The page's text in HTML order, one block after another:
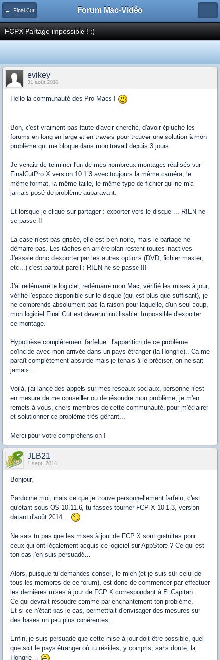
← Final Cut Forum Mac-Vidéo
FCPX Partage impossible ! :(
evikey
31 août 2016
Hello la communauté des Pro-Macs !
Bon, c'est vraiment pas faute d'avoir cherché, d'avoir épluché les
forums en long en large et en travers pour trouver une solution à mon
problème qui me bloque dans mon travail depuis 3 jours.
Je venais de terminer l'un de mes nombreux montages réalisés sur
FinalCutPro X version 10.1.3 avec toujours la même caméra, le
même format, la même taille, le même type de fichier qui ne m'a
jamais posé de problème auparavant.
Et lorsque je clique sur partager : exporter vers le disque ... RIEN ne
se passe !!
La case n'est pas grisée, elle est bien noire, mais le partage ne
démarre pas. Les tâches en arrière-plan restent toutes inactives.
J'essaie donc d'exporter par les autres options (DVD, fichier master,
etc...) c'est partout pareil : RIEN ne se passe !!!
J'ai redémarré le logiciel, redémarré mon Mac, vérifié les mises à jour,
vérifié l'espace disponible sur le disque (qui est plus que suffisant), je
ne comprends absolument pas la raison pour laquelle, d'un seul coup,
mon logiciel Final Cut est devenu inutilisable. Impossible d'exporter
ce montage.
Hypothèse complètement farfelue : l'apparition de ce problème
coïncide avec mon arrivée dans un pays étranger (la Hongrie).. Ca me
paraît complètement absurde mais je tenais à le préciser, on ne sait
jamais...
Voilà, j'ai lancé des appels sur mes réseaux sociaux, personne n'est
en mesure de me conseiller ou de résoudre mon problème, je m'en
remets à vous, chers membres de cette communauté, pour m'éclairer
et solutionner ce problème très gênant...
Merci pour votre compréhension !
JLB21
1 sept. 2016
Bonjour,
Pardonne moi, mais ce que je trouve personnellement farfelu, c'est
qu'étant sous OS 10.11.6, tu fasses tourner FCP X 10.1.3, version
datant d'août 2014…
Ne sais tu pas que les mises à jour de FCP X sont gratuites pour
ceux qui ont légalement acquis ce logiciel sur AppStore ? Ce qui est
ton cas j'en suis persuadé…
Alors, puisque tu demandes conseil, le mien (et je suis sûr celui de
tous les membres de ce forum), est donc de commencer par effectuer
les dernières mises à jour de FCP X correspondant à El Capitan.
Ce qui devrait résoudre comme par enchantement ton problème.
Et si ce n'était pas le cas, permettrait d'envisager des mesures sur
des bases un peu plus cohérentes…
Enfin, je suis persuadé que cette mise à jour doit être possible, quel
que soit le pays étranger où tu résides, y compris, sans doute, la
Hongrie…